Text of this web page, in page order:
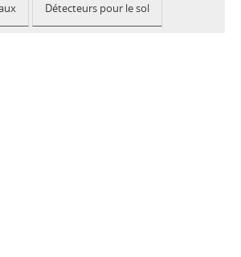
Détecteurs pour le sol